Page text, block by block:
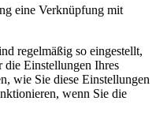
eine Verknüpfung mit
regelmäßig so eingestellt,
die Einstellungen Ihres
wie Sie diese Einstellungen
wenn Sie die